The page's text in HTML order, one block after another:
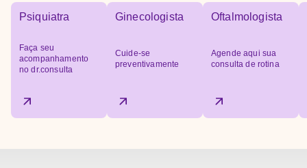
Psiquiatra
Faça seu
acompanhamento
no dr.consulta
Ginecologista
Cuide-se
preventivamente
Oftalmologista
Agende aqui sua
consulta de rotina